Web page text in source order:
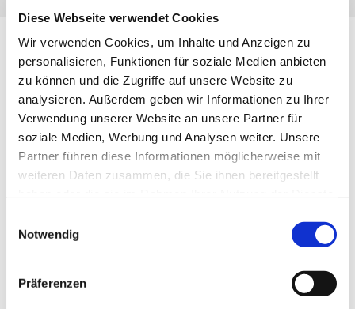
Diese Webseite verwendet Cookies
Wir verwenden Cookies, um Inhalte und Anzeigen zu
personalisieren, Funktionen für soziale Medien anbieten
zu können und die Zugriffe auf unsere Website zu
analysieren. Außerdem geben wir Informationen zu Ihrer
Verwendung unserer Website an unsere Partner für
soziale Medien, Werbung und Analysen weiter. Unsere
Partner führen diese Informationen möglicherweise mit
weiteren Daten zusammen, die Sie ihnen bereitgestellt
Notwendig
Präferenzen